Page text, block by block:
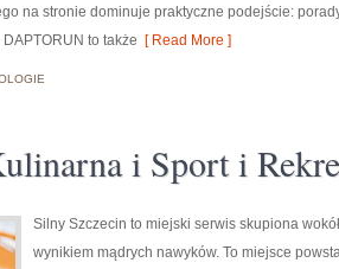
na stronie dominuje praktyczne podejście:
to także [ Read More ]
i Sport i
Silny Szczecin to miejski serwis skupiona
wynikiem mądrych nawyków. To miejsce